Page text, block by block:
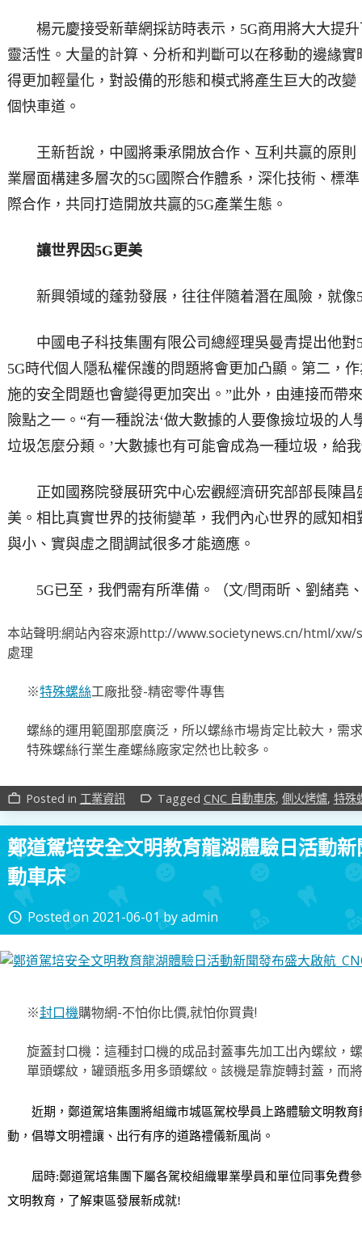
楊元慶接受新華網採訪時表示，5G商用將大大提升
靈活性。大量的計算、分析和判斷可以在移動的邊緣
得更加輕量化，對設備的形態和模式將產生巨大的改
個快車道。
王新哲說，中國將秉承開放合作、互利共贏的原則
業層面構建多層次的5G國際合作體系，深化技術、標
際合作，共同打造開放共贏的5G產業生態。
讓世界因5G更美
新興領域的蓬勃發展，往往伴隨着潛在風險，就像
中國电子科技集團有限公司總經理吳曼青提出他對
5G時代個人隱私權保護的問題將會更加凸顯。第二，
施的安全問題也會變得更加突出。”此外，由連接而帶
險點之一。“有一種說法‘做大數據的人要像撿垃圾的
垃圾怎麼分類。’大數據也有可能會成為一種垃圾，給
正如國務院發展研究中心宏觀經濟研究部部長陳昌
美。相比真實世界的技術變革，我們內心世界的感知
與小、實與虛之間調試很多才能適應。
5G已至，我們需有所準備。（文/閆雨昕、劉緒堯
本站聲明:網站內容來源http://www.societynews.cn/html/xw/
處理
※特殊螺絲工廠批發-精密零件專售
螺絲的運用範圍那麼廣泛，所以螺絲市場肯定比較大，需
特殊螺絲行業生產螺絲廠家定然也比較多。
work_outline Posted in 工業資訊 label_outline Tagged CNC 自動車床, 側火烤爐, 特殊
鄭道駕培安全文明教育龍湖體驗日活動
動車床
access_time Posted on 2021-06-01byadmin
※封口機購物網-不怕你比價,就怕你買貴!
旋蓋封口機：這種封口機的成品封蓋事先加工出內螺紋，
單頭螺紋，罐頭瓶多用多頭螺紋。該機是靠旋轉封蓋，而
近期，鄭道駕培集團將組織市城區駕校學員上路體驗文明教育
動，倡導文明禮讓、出行有序的道路禮儀新風尚。
屆時:鄭道駕培集團下屬各駕校組織畢業學員和單位同事免費
文明教育，了解東區發展新成就!